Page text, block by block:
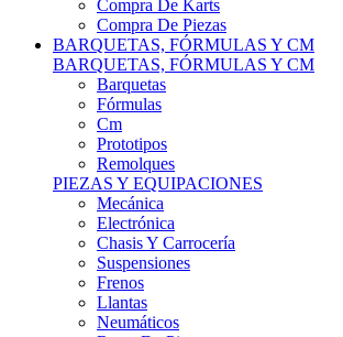
BARQUETAS, FÓRMULAS Y CM
BARQUETAS, FÓRMULAS Y CM
Barquetas
Fórmulas
Cm
Prototipos
Remolques
PIEZAS Y EQUIPACIONES
Mecánica
Electrónica
Chasis Y Carrocería
Suspensiones
Frenos
Llantas
Neumáticos
Resto De Piezas